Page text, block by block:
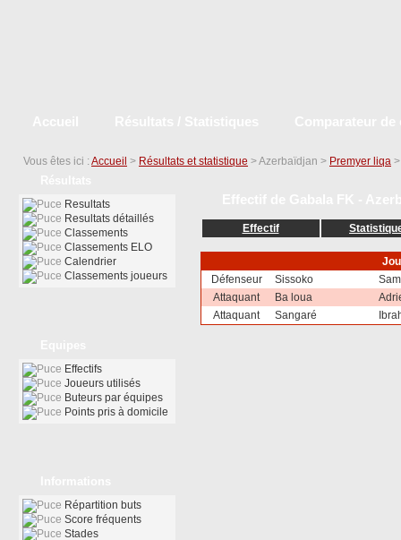
Vous êtes ici : Accueil > Résultats et statistique > Azerbaïdjan > Premyer liqa
Effectif
Défenseur
Sissoko
Attaquant
Ba loua
Attaquant
Sangaré
Resultats
Resultats détaillés
Classements
Classements ELO
Calendrier
Classements joueurs
Effectifs
Joueurs utilisés
Buteurs par équipes
Points pris à domicile
Répartition buts
Score fréquents
Stades